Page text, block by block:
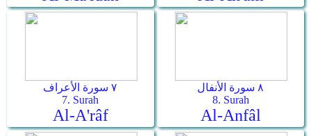
٧ سورة الأعراف
7. Surah
Al-A'râf
٨ سورة الأنفال
8. Surah
Al-Anfâl